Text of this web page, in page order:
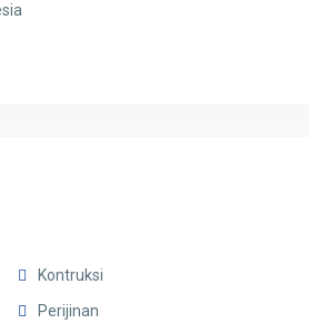
Kontruksi
Perijinan